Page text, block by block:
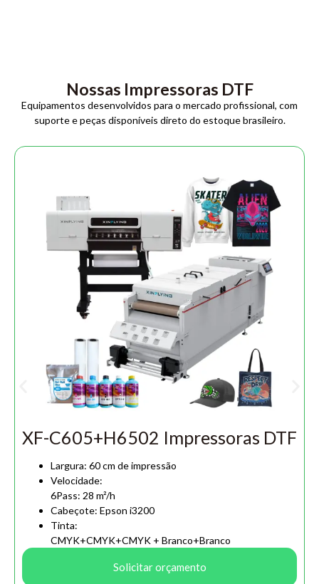
Nossas Impressoras DTF
Equipamentos desenvolvidos para o mercado profissional, com
suporte e peças disponíveis direto do estoque brasileiro.
XF-C605+H6502 Impressoras DTF
Largura: 60 cm de impressão
Velocidade:
6Pass: 28 m²/h
Cabeçote: Epson i3200
Tinta:
CMYK+CMYK+CMYK + Branco+Branco
Solicitar orçamento